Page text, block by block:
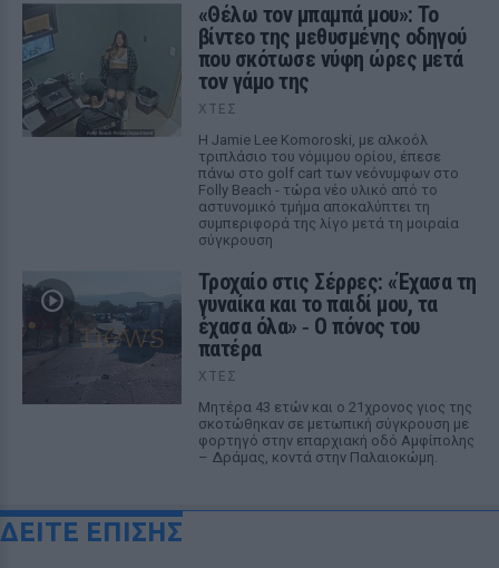
«Θέλω τον μπαμπά μου»: Το
βίντεο της μεθυσμένης οδηγού
που σκότωσε νύφη ώρες μετά
τον γάμο της
ΧΤΕΣ
Η Jamie Lee Komoroski, με αλκοόλ
τριπλάσιο του νόμιμου ορίου, έπεσε
πάνω στο golf cart των νεόνυμφων στο
Folly Beach - τώρα νέο υλικό από το
αστυνομικό τμήμα αποκαλύπτει τη
συμπεριφορά της λίγο μετά τη μοιραία
σύγκρουση
Τροχαίο στις Σέρρες: «Έχασα τη
γυναίκα και το παιδί μου, τα
έχασα όλα» ‑ Ο πόνος του
πατέρα
ΧΤΕΣ
Μητέρα 43 ετών και ο 21χρονος γιος της
σκοτώθηκαν σε μετωπική σύγκρουση με
φορτηγό στην επαρχιακή οδό Αμφίπολης
– Δράμας, κοντά στην Παλαιοκώμη.
ΔΕΙΤΕ ΕΠΙΣΗΣ